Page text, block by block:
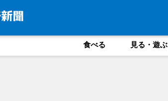
食べる 見る・遊ぶ